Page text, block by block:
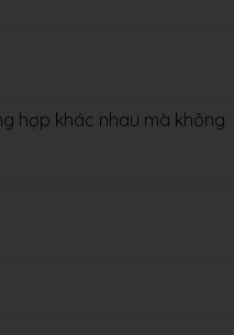
hợp khác nhau mà không